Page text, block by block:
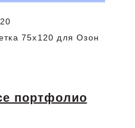
75х120 для Озон
портфолио